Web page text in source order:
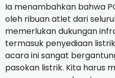
Ia menambahkan bahwa
oleh ribuan atlet dari
memerlukan dukungan
termasuk penyediaan
acara ini sangat
pasokan listrik. Kita harus